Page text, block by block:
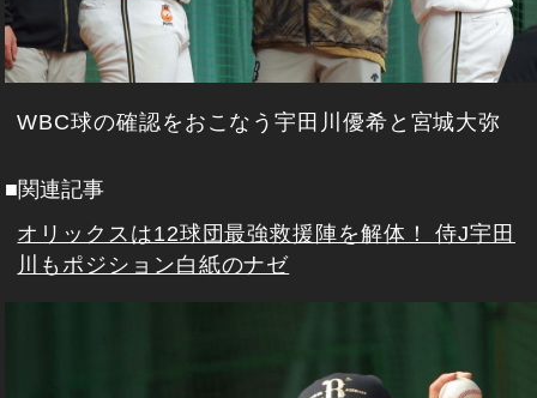
WBC球の確認をおこなう宇田川優希と宮城大弥
■関連記事
オリックスは12球団最強救援陣を解体！ 侍J宇田
川もポジション白紙のナゼ